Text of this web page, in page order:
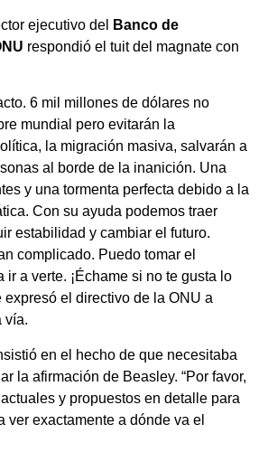
ejecutivo del
Banco de
respondió el tuit del magnate con
6 mil millones de dólares no
mundial pero evitarán la
la migración masiva, salvarán a
al borde de la inanición. Una
y una tormenta perfecta debido a la
Con su ayuda podemos traer
estabilidad y cambiar el futuro.
complicado. Puedo tomar el
ir a verte. ¡Échame si no te gusta lo
expresó el directivo de la ONU a
vía.
en el hecho de que necesitaba
la afirmación de Beasley. “Por favor,
y propuestos en detalle para
ver exactamente a dónde va el